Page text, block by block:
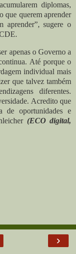
diplomas,
que querem aprender
aprender”, sugere o
apenas o Governo a
Até porque o
individual mais
que talvez também
diferentes.
Acredito que
de oportunidades e
(ECO digital,
›